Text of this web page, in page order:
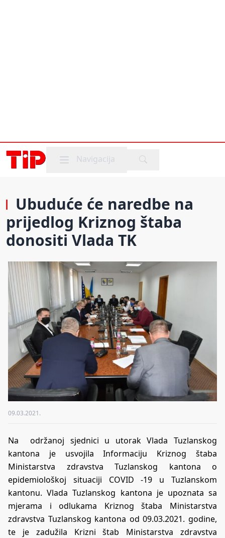
Mobile menu
Navigacija
Ubuduće će naredbe na
prijedlog Kriznog štaba
donositi Vlada TK
09.03.2021.
Na održanoj sjednici u utorak Vlada Tuzlanskog
kantona je usvojila Informaciju Kriznog štaba
Ministarstva zdravstva Tuzlanskog kantona o
epidemiološkoj situaciji COVID -19 u Tuzlanskom
kantonu. Vlada Tuzlanskog kantona je upoznata sa
mjerama i odlukama Kriznog štaba Ministarstva
zdravstva Tuzlanskog kantona od 09.03.2021. godine,
te je zadužila Krizni štab Ministarstva zdravstva